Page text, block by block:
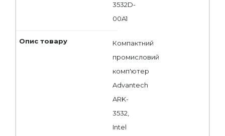
3532D-
00A1
Компактний
промисловий
комп'ютер
Advantech
ARK-
3532,
Intel